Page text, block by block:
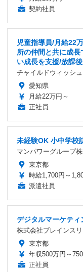
契約社員
児童指導員/月給22
所の仲間と共に成
い成長を支援/放課
チャイルドウィッシ
愛知県
月給22万円～
正社員
未経験OK 小中学校
マンパワーグループ
東京都
時給1,700円～
派遣社員
デジタルマーケティ
株式会社ブレインス
東京都
年収500万円～
正社員